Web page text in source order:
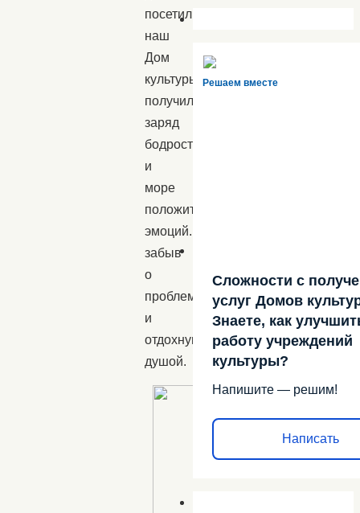
посетили
наш
Дом
культуры,
получили
заряд
бодрости
и
море
положительных
эмоций.
забыв
о
проблемах
и
отдохнув
душой.
Решаем вместе
Сложности с
услуг Домов
Знаете, как
работу учреждений
культуры?
Напишите — решим!
Написать